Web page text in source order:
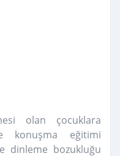
olan çocuklara
konuşma eğitimi
dinleme bozukluğu